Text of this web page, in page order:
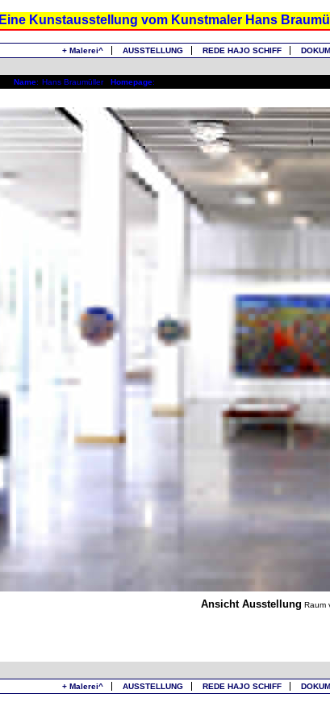
Eine Kunstausstellung vom Kunstmaler Hans
+ Malerei^ AUSSTELLUNG REDE HAJO SCHIFF
Name: Hans Braumüller Homepage:
Ansicht Ausstellung Raum
+ Malerei^ AUSSTELLUNG REDE HAJO SCHIFF